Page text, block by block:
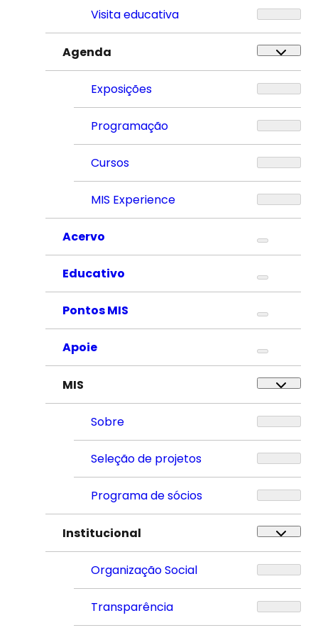
Visita educativa
Agenda
Exposições
Programação
Cursos
MIS Experience
Acervo
Educativo
Pontos MIS
Apoie
MIS
Sobre
Seleção de projetos
Programa de sócios
Institucional
Organização Social
Transparência